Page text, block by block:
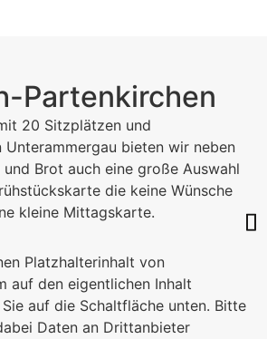
Partenkirchen
20 Sitzplätzen und
Unterammergau bieten wir neben
und Brot auch eine große Auswahl
die keine Wünsche
kleine Mittagskarte.
Platzhalterinhalt von
auf den eigentlichen Inhalt
auf die Schaltfläche unten. Bitte
Daten an Drittanbieter